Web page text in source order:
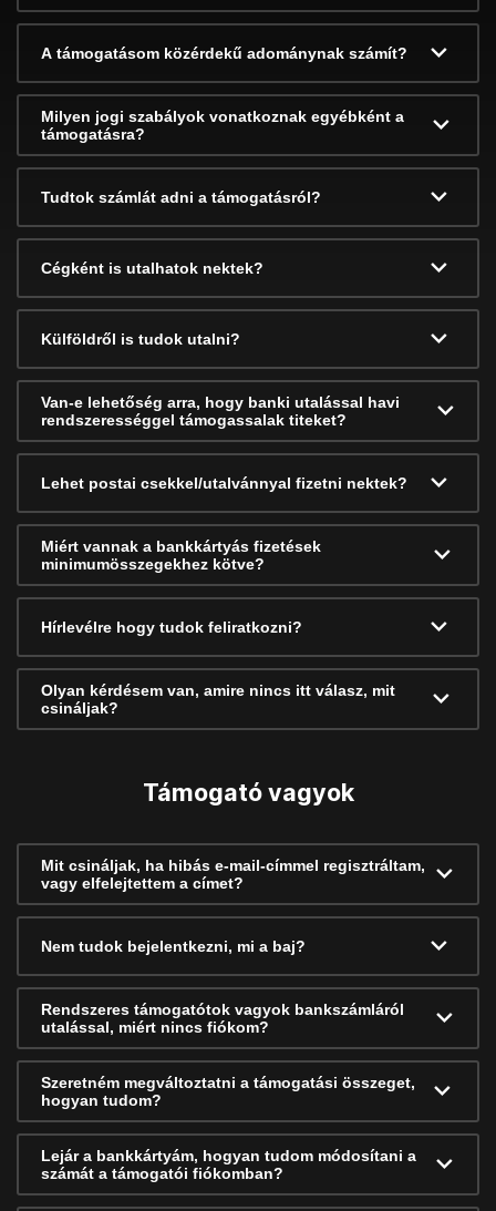
A támogatásom közérdekű adománynak számít?
Milyen jogi szabályok vonatkoznak egyébként a
támogatásra?
Tudtok számlát adni a támogatásról?
Cégként is utalhatok nektek?
Külföldről is tudok utalni?
Van-e lehetőség arra, hogy banki utalással havi
rendszerességgel támogassalak titeket?
Lehet postai csekkel/utalvánnyal fizetni nektek?
Miért vannak a bankkártyás fizetések
minimumösszegekhez kötve?
Hírlevélre hogy tudok feliratkozni?
Olyan kérdésem van, amire nincs itt válasz, mit
csináljak?
Támogató vagyok
Mit csináljak, ha hibás e-mail-címmel regisztráltam,
vagy elfelejtettem a címet?
Nem tudok bejelentkezni, mi a baj?
Rendszeres támogatótok vagyok bankszámláról
utalással, miért nincs fiókom?
Szeretném megváltoztatni a támogatási összeget,
hogyan tudom?
Lejár a bankkártyám, hogyan tudom módosítani a
számát a támogatói fiókomban?